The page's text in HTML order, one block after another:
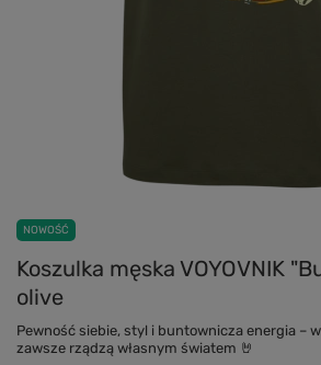
NOWOŚĆ
Koszulka męska VOYOVNIK
olive
Pewność siebie, styl i buntownicza energia –
zawsze rządzą własnym światem 🤘